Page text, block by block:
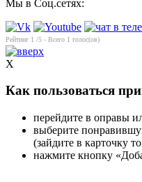
Мы в Соц.сетях:
Рейтинг 1 /5 - Всего 1 голос(ов)
X
Как пользоваться
перейдите в оправы
выберите
(зайдите в карточку
нажмите кнопку